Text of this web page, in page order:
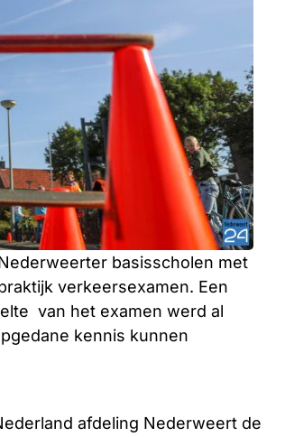
basisscholen met
verkeersexamen. Een
van het examen werd al
kennis kunnen
afdeling Nederweert de